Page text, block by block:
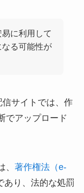
に利用して
る可能性が
サイトでは、作
でアップロード
著作権法（e-
あり、法的な処罰